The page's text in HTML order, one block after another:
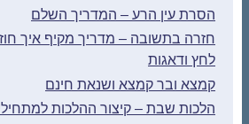
הסרת עין הרע – המדריך השלם
חזרה בתשובה – מדריך מקיף איך
לחץ ודאגות
קמצא ובר קמצא ושנאת חינם
הלכות שבת – קיצור ההלכות